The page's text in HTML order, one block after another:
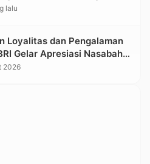
Terkait Diminta
lalu
Loyalitas dan Pengalaman
Gelar Apresiasi Nasabah
2026